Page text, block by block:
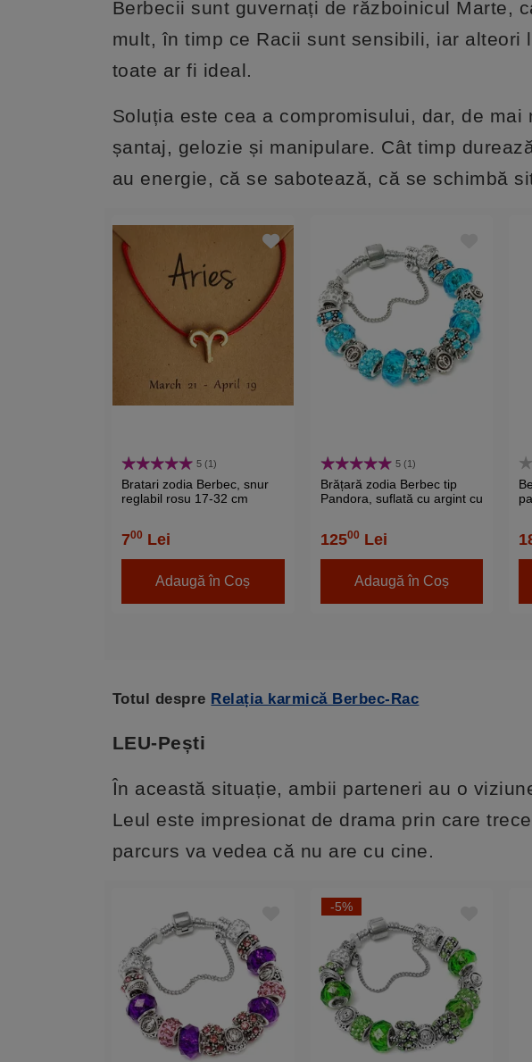
Berbecii sunt guvernați de războinicul Marte,
mult, în timp ce Racii sunt sensibili, iar alteori
toate ar fi ideal.
Soluția este cea a compromisului, dar, de
șantaj, gelozie și manipulare. Cât timp
au energie, că se sabotează, că se schimbă
5 (1)
Bratari zodia Berbec, snur
reglabil rosu 17-32 cm
700 Lei
Adaugă în Coș
5 (1)
Brățară zodia Berbec tip
Pandora, suflată cu argint cu
charmuri, inox solid de
calitate turcoaz 19 cm
12500 Lei
Adaugă în Coș
Totul despre Relația karmică Berbec-Rac
LEU-Pești
În această situație, ambii parteneri au o
Leul este impresionat de drama prin care
parcurs va vedea că nu are cu cine.
-5%